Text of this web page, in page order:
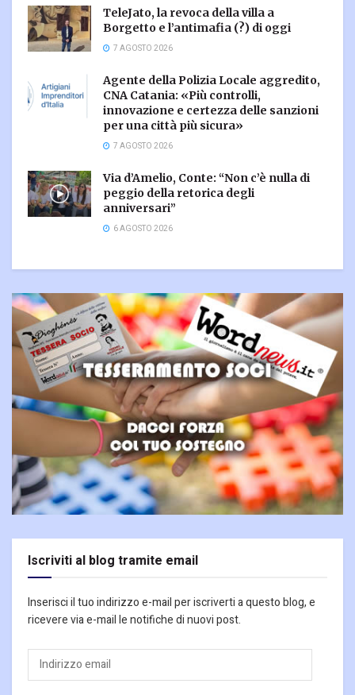
TeleJato, la revoca della villa a
Borgetto e l’antimafia (?) di oggi
7 AGOSTO 2026
Agente della Polizia Locale aggredito,
CNA Catania: «Più controlli,
innovazione e certezza delle sanzioni
per una città più sicura»
7 AGOSTO 2026
Via d’Amelio, Conte: “Non c’è nulla di
peggio della retorica degli
anniversari”
6 AGOSTO 2026
Iscriviti al blog tramite email
Inserisci il tuo indirizzo e-mail per iscriverti a questo blog, e
ricevere via e-mail le notifiche di nuovi post.
Indirizzo
email